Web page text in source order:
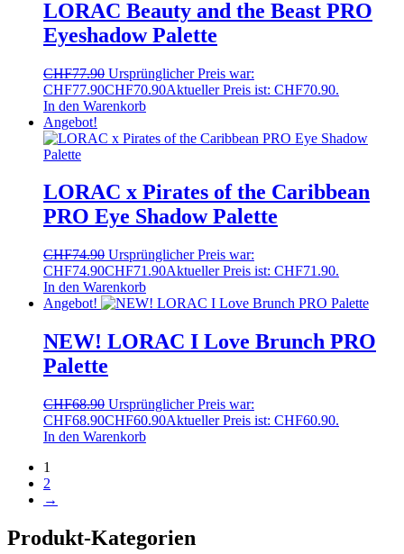
LORAC Beauty and the Beast PRO
Eyeshadow Palette
CHF77.90 Ursprünglicher Preis war:
CHF77.90CHF70.90Aktueller Preis ist: CHF70.90.
In den Warenkorb
Angebot!
LORAC x Pirates of the Caribbean
PRO Eye Shadow Palette
CHF74.90 Ursprünglicher Preis war:
CHF74.90CHF71.90Aktueller Preis ist: CHF71.90.
In den Warenkorb
Angebot!
NEW! LORAC I Love Brunch PRO
Palette
CHF68.90 Ursprünglicher Preis war:
CHF68.90CHF60.90Aktueller Preis ist: CHF60.90.
In den Warenkorb
1
2
→
Produkt-Kategorien